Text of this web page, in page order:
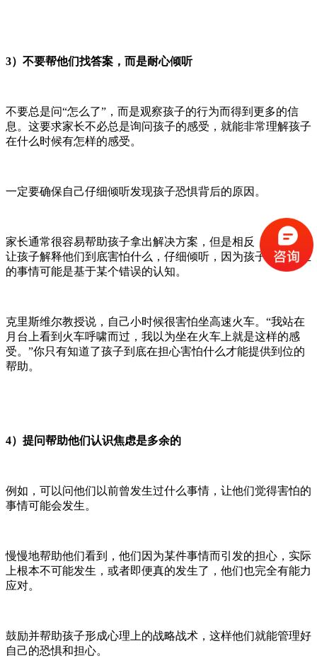
3）不要帮他们找答案，而是耐心倾听
不要总是问“怎么了”，而是观察孩子的行为而得到更多的信
息。这要求家长不必总是询问孩子的感受，就能非常理解孩子
在什么时候有怎样的感受。
一定要确保自己仔细倾听发现孩子恐惧背后的原因。
家长通常很容易帮助孩子拿出解决方案，但是相反，家长应该
让孩子解释他们到底害怕什么，仔细倾听，因为孩子害怕发生
的事情可能是基于某个错误的认知。
克里斯维尔教授说，自己小时候很害怕坐高速火车。 “我站在
月台上看到火车呼啸而过，我以为坐在火车上就是这样的感
受。”你只有知道了孩子到底在担心害怕什么才能提供到位的
帮助。
4）提问帮助他们认识焦虑是多余的
例如，可以问他们以前曾发生过什么事情，让他们觉得害怕的
事情可能会发生。
慢慢地帮助他们看到，他们因为某件事情而引发的担心，实际
上根本不可能发生，或者即便真的发生了，他们也完全有能力
应对。
鼓励并帮助孩子形成心理上的战略战术，这样他们就能管理好
自己的恐惧和担心。